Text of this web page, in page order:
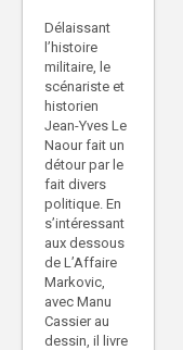
Délaissant
l’histoire
militaire, le
scénariste et
historien
Jean-Yves Le
Naour fait un
détour par le
fait divers
politique. En
s’intéressant
aux dessous
de L’Affaire
Markovic,
avec Manu
Cassier au
dessin, il livre